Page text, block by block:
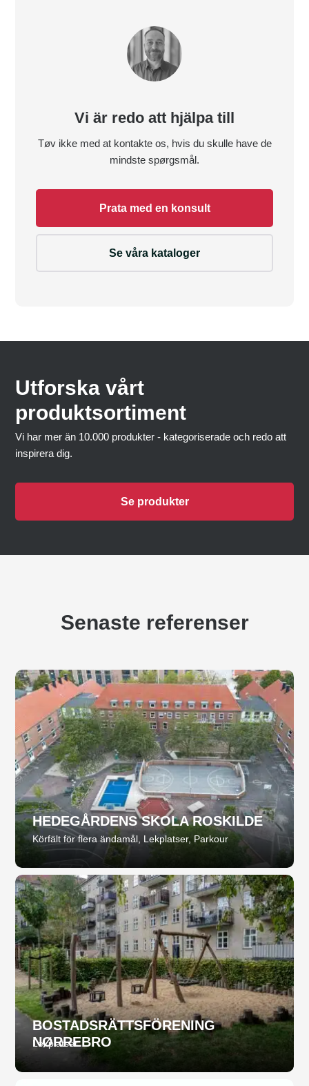
Vi är redo att hjälpa till
Tøv ikke med at kontakte os, hvis du skulle have de
mindste spørgsmål.
Prata med en konsult
Se våra kataloger
Utforska vårt
produktsortiment
Vi har mer än 10.000 produkter - kategoriserade och redo att
inspirera dig.
Se produkter
Senaste referenser
HEDEGÅRDENS SKOLA ROSKILDE
Körfält för flera ändamål Lekplatser, Parkour
BOSTADSRÄTTSFÖRENING
NØRREBRO
Lekplatser